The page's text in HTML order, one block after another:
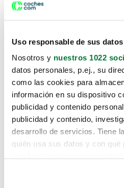
Uso responsable de sus datos
Nosotros y nuestros 1022
datos personales, p.ej., su
como las cookies para
información en su dispositivo
publicidad y contenido
publicidad y contenido,
desarrollo de servicios. Tiene
quién usa sus datos y con qué
Lo sentimos, no
te hemos traido
Pero puedes encontrar el
buscando en alguno de